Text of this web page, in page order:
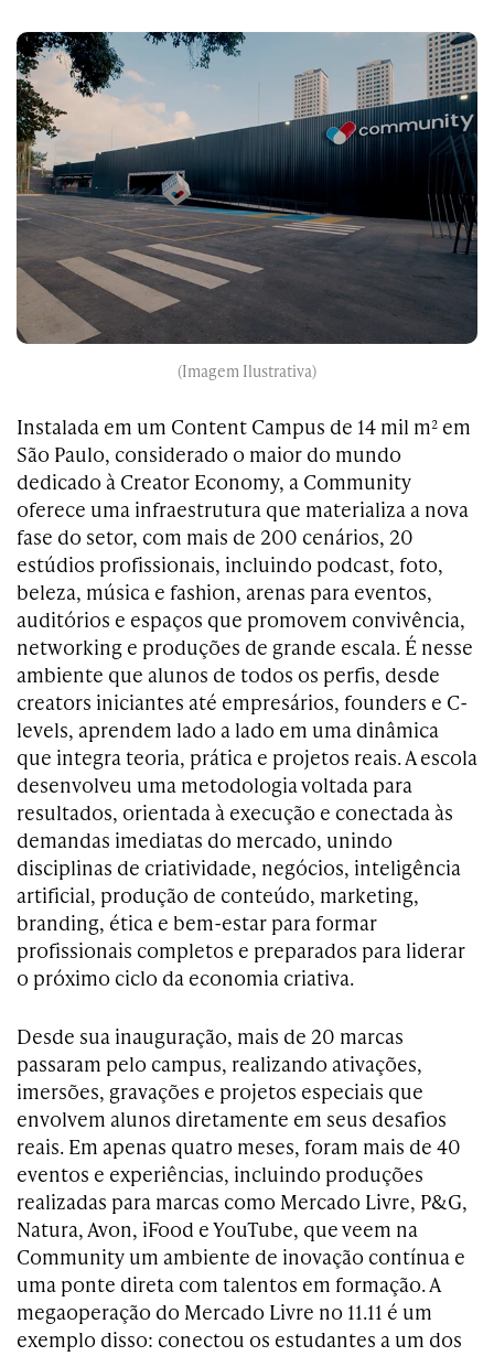
(Imagem Ilustrativa)
Instalada em um Content Campus de 14 mil m² em
São Paulo, considerado o maior do mundo
dedicado à Creator Economy, a Community
oferece uma infraestrutura que materializa a nova
fase do setor, com mais de 200 cenários, 20
estúdios profissionais, incluindo podcast, foto,
beleza, música e fashion, arenas para eventos,
auditórios e espaços que promovem convivência,
networking e produções de grande escala. É nesse
ambiente que alunos de todos os perfis, desde
creators iniciantes até empresários, founders e C-
levels, aprendem lado a lado em uma dinâmica
que integra teoria, prática e projetos reais. A escola
desenvolveu uma metodologia voltada para
resultados, orientada à execução e conectada às
demandas imediatas do mercado, unindo
disciplinas de criatividade, negócios, inteligência
artificial, produção de conteúdo, marketing,
branding, ética e bem-estar para formar
profissionais completos e preparados para liderar
o próximo ciclo da economia criativa.
Desde sua inauguração, mais de 20 marcas
passaram pelo campus, realizando ativações,
imersões, gravações e projetos especiais que
envolvem alunos diretamente em seus desafios
reais. Em apenas quatro meses, foram mais de 40
eventos e experiências, incluindo produções
realizadas para marcas como Mercado Livre, P&G,
Natura, Avon, iFood e YouTube, que veem na
Community um ambiente de inovação contínua e
uma ponte direta com talentos em formação. A
megaoperação do Mercado Livre no 11.11 é um
exemplo disso: conectou os estudantes a um dos